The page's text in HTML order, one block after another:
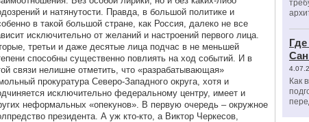
и натянутости. Правда, в большой политике и
в такой большой стране, как Россия, далеко не все
исключительно от желаний и настроений первого лица.
третьи и даже десятые лица подчас в не меньшей
способны существенно повлиять на ход событий. И в
связи нелишне отметить, что «разрабатывающая»
прокуратура Северо-Западного округа, хотя и
исключительно федеральному центру, имеет и
неформальных «опекунов». В первую очередь – окружное
президента. А уж кто-кто, а Виктор Черкесов,
Как